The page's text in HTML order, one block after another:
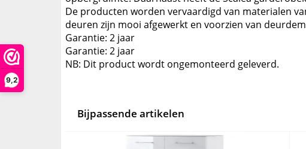
9,2
De producten worden vervaardigd van materialen
deuren zijn mooi afgewerkt en voorzien van
Garantie: 2 jaar
Garantie: 2 jaar
NB: Dit product wordt ongemonteerd geleverd.
Bijpassende artikelen